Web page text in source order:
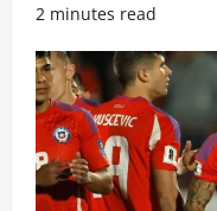
2 minutes read